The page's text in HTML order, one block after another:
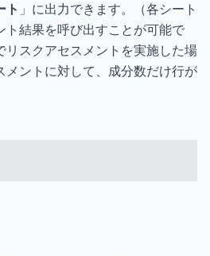
ト 」に出力できます。（各シート
ト結果を呼び出すことが可能で
リスクアセスメントを実施した場
メントに対して、成分数だけ行が